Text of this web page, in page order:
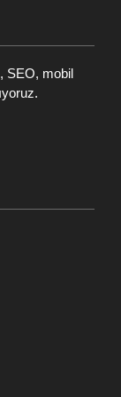
SEO, mobil